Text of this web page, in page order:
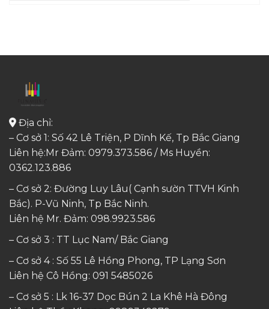
Địa chỉ:
– Cơ sở 1: Số 42 Lê Triện, P Dĩnh Kế, Tp Bắc Giang
Liên hệ:Mr Đảm: 0979.373.586 / Ms Huyền:
0362.123.886
– Cơ sở 2: Đường Luy Lâu( Cạnh sườn TTVH Kinh
Bắc). P-Vũ Ninh, Tp Bắc Ninh.
Liên hệ Mr. Đảm: 098.9923.586
– Cơ sở 3 : TT Lục Nam/ Bắc Giang
– Cơ sở 4 : Số 55 Lê Hồng Phong, TP Lạng Sơn
Liên hệ Cô Hồng: 091 5485026
– Cơ sở 5 : Lk 16-37 Dọc Bún 2 La Khê Hà Đông